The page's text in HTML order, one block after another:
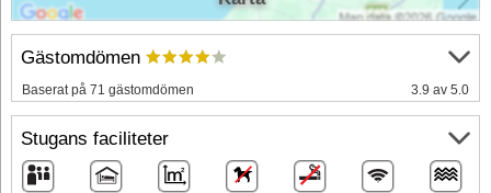
Gästomdömen
Baserat på 71 gästomdömen 3.9 av 5.0
Stugans faciliteter